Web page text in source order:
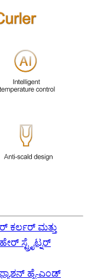
ಕರ್ಲರ್ ಮತ್ತು
ಸ್ಟ್ರೈಟ್ನರ್
ಹೈ-ಎಂಡ್